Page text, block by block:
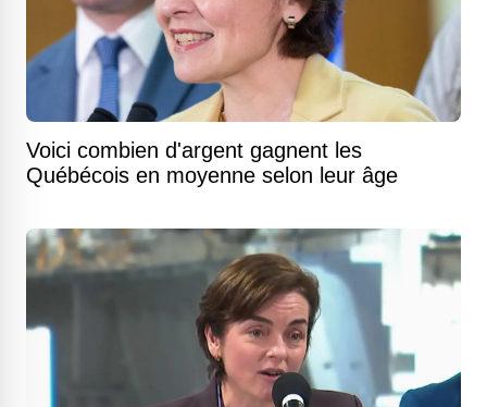
Voici combien d'argent gagnent les
Québécois en moyenne selon leur âge